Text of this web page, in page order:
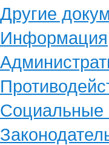
Другие
Информация
Социальные